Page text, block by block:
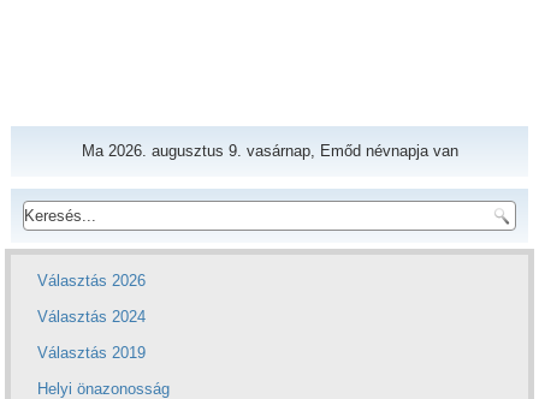
Ma 2026. augusztus 9. vasárnap, Emőd névnapja van
Választás 2026
Választás 2024
Választás 2019
Helyi önazonosság